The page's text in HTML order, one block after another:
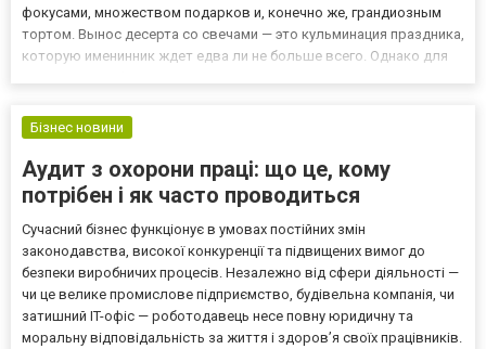
фокусами, множеством подарков и, конечно же, грандиозным
тортом. Вынос десерта со свечами — это кульминация праздника,
которую именинник ждет едва ли не больше всего. Однако для
детским...
Бізнес новини
Аудит з охорони праці: що це, кому
потрібен і як часто проводиться
Сучасний бізнес функціонує в умовах постійних змін
законодавства, високої конкуренції та підвищених вимог до
безпеки виробничих процесів. Незалежно від сфери діяльності —
чи це велике промислове підприємство, будівельна компанія, чи
затишний IT-офіс — роботодавець несе повну юридичну та
моральну відповідальність за життя і здоров’я своїх працівників.